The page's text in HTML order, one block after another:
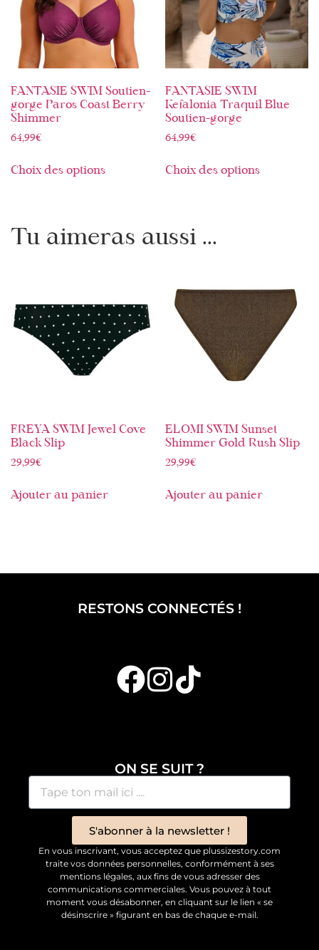
FANTASIE SWIM Soutien-
gorge Paros Coast Berry
Shimmer
64,99€
Choix des options
FANTASIE SWIM
Kefalonia Traquil Blue
Soutien-gorge
64,99€
Choix des options
Tu aimeras aussi ...
FREYA SWIM Jewel Cove
Black Slip
29,99€
Ajouter au panier
ELOMI SWIM Sunset
Shimmer Gold Rush Slip
29,99€
Ajouter au panier
RESTONS CONNECTÉS !
ON SE SUIT ?
S'abonner à la newsletter !
En vous inscrivant, vous acceptez que plussizestory.com
traite vos données personnelles, conformément à ses
mentions légales, aux fins de vous adresser des
communications commerciales. Vous pouvez à tout
moment vous désabonner, en cliquant sur le lien « se
désinscrire » figurant en bas de chaque e-mail.